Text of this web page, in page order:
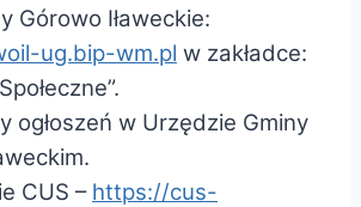
Górowo Iławeckie:
ug.bip-wm.pl w zakładce:
ogłoszeń w Urzędzie Gminy
CUS – https://cus-